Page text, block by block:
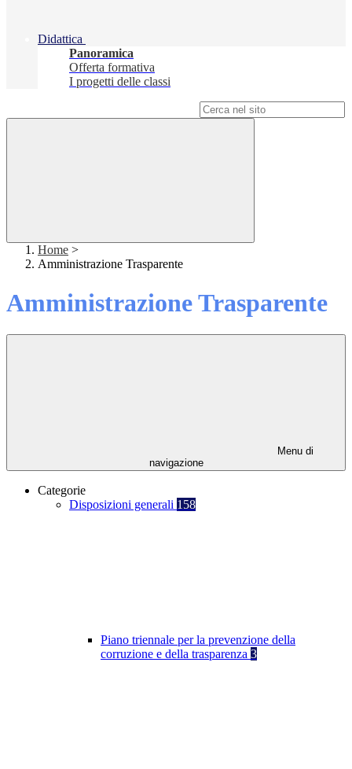
Didattica
Panoramica
Offerta formativa
I progetti delle classi
Home >
Amministrazione Trasparente
Amministrazione Trasparente
Menu di
navigazione
Categorie
Disposizioni generali 158
Piano triennale per la prevenzione della
corruzione e della trasparenza 3